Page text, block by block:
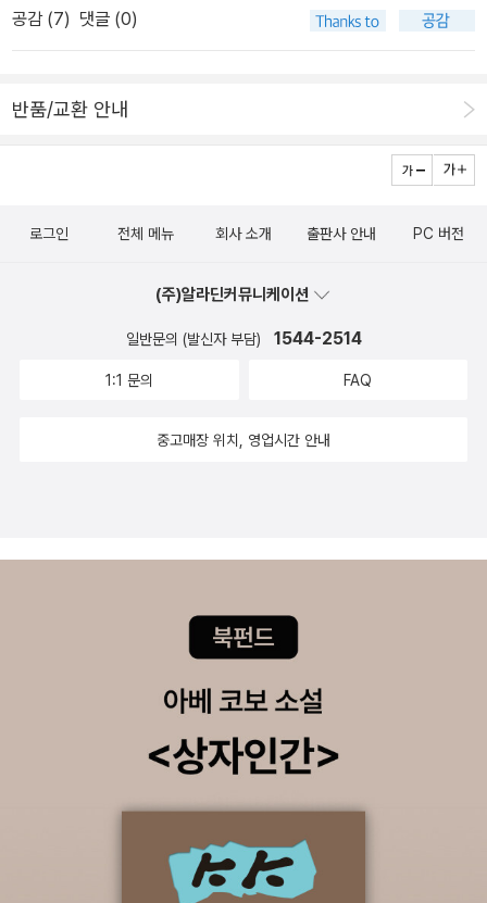
공감 (7) 댓글 (0)
반품/교환 안내
로그인 전체 메뉴 회사 소개 출판사 안내 PC 버전
(주)알라딘커뮤니케이션
일반문의 (발신자 부담) 1544-2514
1:1 문의 FAQ
중고매장 위치, 영업시간 안내